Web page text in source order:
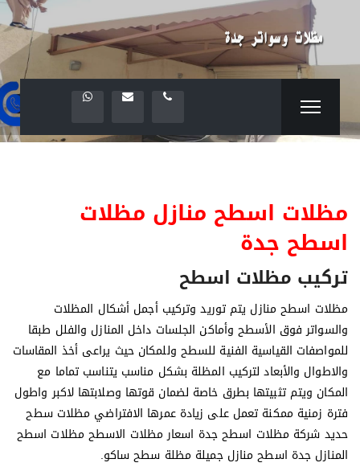
مظلات اسطح منازل مظلات
اسطح جدة
تركيب مظلات اسطح
مظلات اسطح منازل يتم توريد وتركيب أجمل أشكال المظلات
والسواتر فوق الأسطح وأماكن الجلسات داخل المنازل والفلل طبقا
للمواصفات القياسية الفنية للسطح وللمكان حيث يراعى أخذ المقاسات
والاطوال والأبعاد لتركيب المظلة بشكل مناسب يتناسب تماما مع
المكان ويتم تثبيتها بطرق خاصة لضمان قوتها وصلابتها لاكبر واطول
فترة زمنية ممكنة تعمل على زيادة عمرها الافتراضي مظلات سطح
حديد شركة مظلات اسطح جدة اسعار مظلات الاسطح مظلات اسطح
المنازل جدة اسطح منازل جميلة مظلة سطح ساكو.